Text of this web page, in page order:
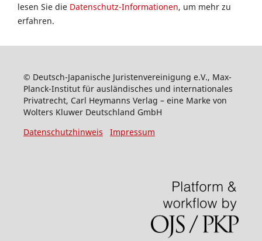
lesen Sie die Datenschutz-Informationen, um mehr zu
erfahren.
© Deutsch-Japanische Juristenvereinigung e.V., Max-
Planck-Institut für ausländisches und internationales
Privatrecht, Carl Heymanns Verlag – eine Marke von
Wolters Kluwer Deutschland GmbH
Datenschutzhinweis
Impressum